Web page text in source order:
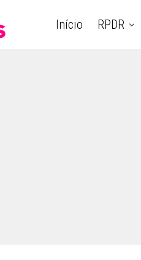
Início RPDR